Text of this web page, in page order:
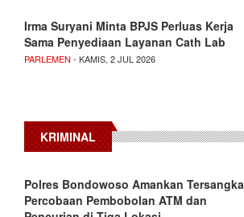
Irma Suryani Minta BPJS Perluas Kerja
Sama Penyediaan Layanan Cath Lab
PARLEMEN - KAMIS, 2 JUL 2026
KRIMINAL
Polres Bondowoso Amankan Tersangka
Percobaan Pembobolan ATM dan